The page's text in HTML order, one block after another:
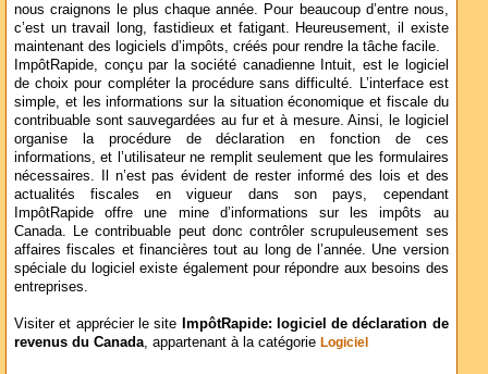
nous craignons le plus chaque année. Pour beaucoup d’entre nous,
c’est un travail long, fastidieux et fatigant. Heureusement, il existe
maintenant des logiciels d’impôts, créés pour rendre la tâche facile.
ImpôtRapide, conçu par la société canadienne Intuit, est le logiciel
de choix pour compléter la procédure sans difficulté. L’interface est
simple, et les informations sur la situation économique et fiscale du
contribuable sont sauvegardées au fur et à mesure. Ainsi, le logiciel
organise la procédure de déclaration en fonction de ces
informations, et l’utilisateur ne remplit seulement que les formulaires
nécessaires. Il n’est pas évident de rester informé des lois et des
actualités fiscales en vigueur dans son pays, cependant
ImpôtRapide offre une mine d’informations sur les impôts au
Canada. Le contribuable peut donc contrôler scrupuleusement ses
affaires fiscales et financières tout au long de l’année. Une version
spéciale du logiciel existe également pour répondre aux besoins des
entreprises.
Visiter et apprécier le site ImpôtRapide: logiciel de déclaration de
revenus du Canada, appartenant à la catégorie Logiciel